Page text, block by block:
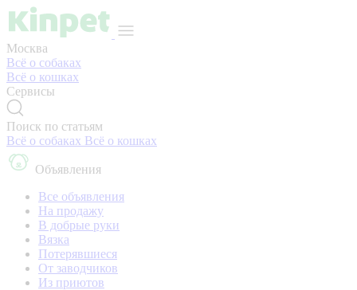
Москва
Всё о собаках
Всё о кошках
Сервисы
Поиск по статьям
Всё о собаках Всё о кошках
Объявления
Все объявления
На продажу
В добрые руки
Вязка
Потерявшиеся
От заводчиков
Из приютов